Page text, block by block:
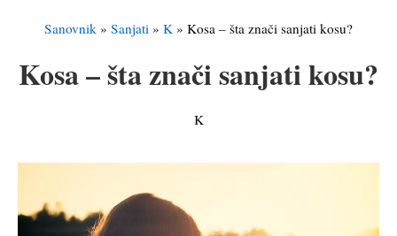
Sanovnik » Sanjati » K » Kosa – šta znači sanjati kosu?
Kosa – šta znači sanjati kosu?
K